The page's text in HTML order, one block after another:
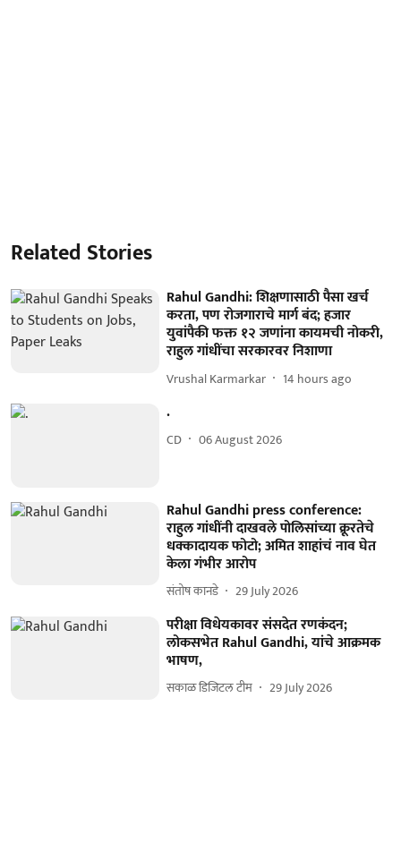
Related Stories
Rahul Gandhi: शिक्षणासाठी पैसा खर्च
करता, पण रोजगाराचे मार्ग बंद; हजार
युवांपैकी फक्त १२ जणांना कायमची नोकरी,
राहुल गांधींचा सरकारवर निशाणा
Vrushal Karmarkar 14 hours ago
.
CD 06 August 2026
Rahul Gandhi press conference:
राहुल गांधींनी दाखवले पोलिसांच्या क्रूरतेचे
धक्कादायक फोटो; अमित शाहांचं नाव घेत
केला गंभीर आरोप
संतोष कानडे 29 July 2026
परीक्षा विधेयकावर संसदेत रणकंदन;
लोकसभेत Rahul Gandhi, यांचे आक्रमक
भाषण,
सकाळ डिजिटल टीम 29 July 2026